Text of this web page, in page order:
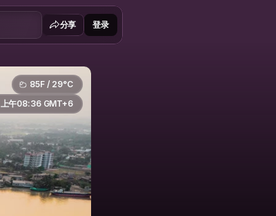
分享 登录
85F / 29°C
上午08:36 GMT+6